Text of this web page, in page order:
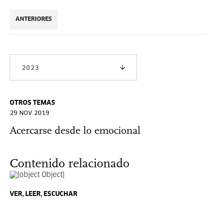
ANTERIORES
2023
OTROS TEMAS
29 NOV 2019
Acercarse desde lo emocional
Contenido relacionado
VER, LEER, ESCUCHAR